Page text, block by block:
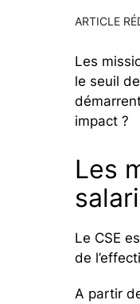
ARTICLE
Les
le seuil
impact ?
Les
Le CSE
de
A partir